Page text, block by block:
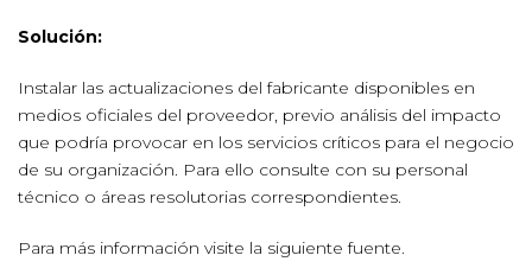
Solución:
Instalar las actualizaciones del fabricante disponibles en
medios oficiales del proveedor, previo análisis del impacto
que podría provocar en los servicios críticos para el negocio
de su organización. Para ello consulte con su personal
técnico o áreas resolutorias correspondientes.
Para más información visite la siguiente fuente.